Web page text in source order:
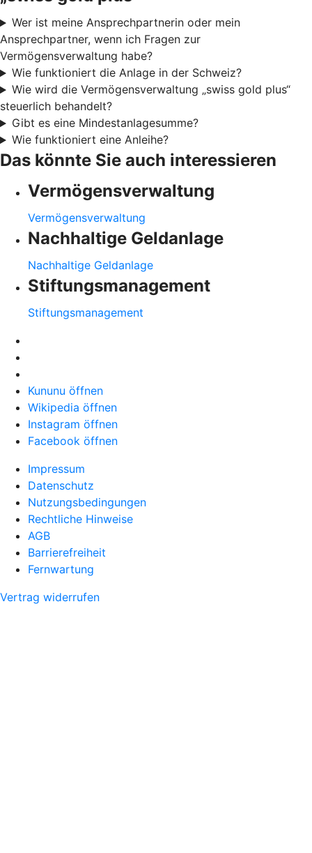
Wer ist meine Ansprechpartnerin oder mein
Ansprechpartner, wenn ich Fragen zur
Vermögensverwaltung habe?
Wie funktioniert die Anlage in der Schweiz?
Wie wird die Vermögensverwaltung „swiss gold plus“
steuerlich behandelt?
Gibt es eine Mindestanlagesumme?
Wie funktioniert eine Anleihe?
Das könnte Sie auch interessieren
Vermögensverwaltung
Vermögensverwaltung
Nachhaltige Geldanlage
Nachhaltige Geldanlage
Stiftungsmanagement
Stiftungsmanagement
Kununu öffnen
Wikipedia öffnen
Instagram öffnen
Facebook öffnen
Impressum
Datenschutz
Nutzungsbedingungen
Rechtliche Hinweise
AGB
Barrierefreiheit
Fernwartung
Vertrag widerrufen